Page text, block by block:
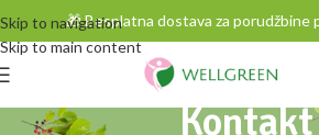
Skip to navigation
Skip to main content
🎁 Besplatna dostava za porudžbine
Kontakt